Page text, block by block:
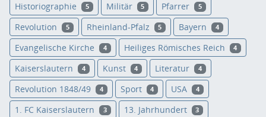
Historiographie 5 Militär 5 Pfarrer 5
Revolution 5 Rheinland-Pfalz 5 Bayern 4
Evangelische Kirche 4 Heiliges Römisches Reich 4
Kaiserslautern 4 Kunst 4 Literatur 4
Revolution 1848/49 4 Sport 4 USA 4
1. FC Kaiserslautern 3 13. Jahrhundert 3